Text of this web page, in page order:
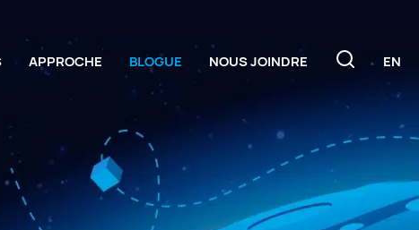
APPROCHE BLOGUE NOUS JOINDRE EN